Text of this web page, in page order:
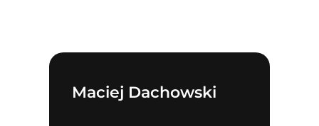
Maciej Dachowski